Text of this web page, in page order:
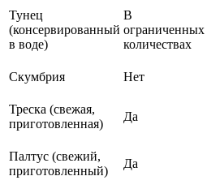
Тунец
(консервированный
в воде)
В
ограниченных
количествах
Скумбрия
Нет
Треска (свежая,
приготовленная)
Да
Палтус (свежий,
приготовленный)
Да